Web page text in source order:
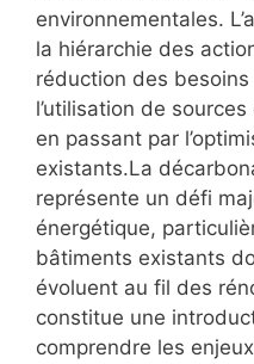
environnementales.
la hiérarchie des
réduction des
l’utilisation de
en passant par
existants.La
représente un défi
énergétique,
bâtiments existants
évoluent au fil des
constitue une
comprendre les